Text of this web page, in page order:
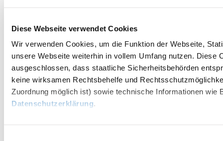
Diese Webseite verwendet Cookies
Wir verwenden Cookies, um die Funktion der Webseite,
unsere Webseite weiterhin in vollem Umfang nutzen.
ausgeschlossen, dass staatliche Sicherheitsbehörden
keine wirksamen Rechtsbehelfe und
Zuordnung möglich ist) sowie technische Informationen
Datenschutzerklärung.